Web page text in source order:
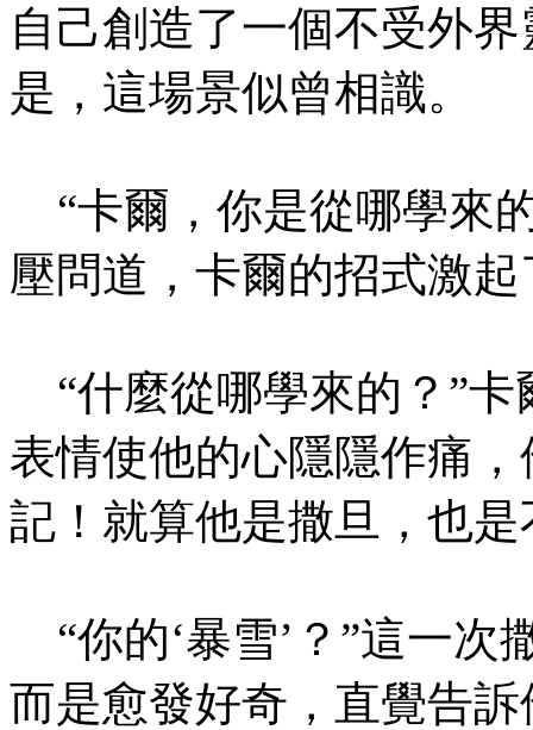
自己創造了一個不受外
是，這場景似曾相識。
“卡爾，你是從哪學來
壓問道，卡爾的招式激
“什麼從哪學來的？”卡
表情使他的心隱隱作痛
記！就算他是撒旦，也
“你的‘暴雪’？”這一次
而是愈發好奇，直覺告